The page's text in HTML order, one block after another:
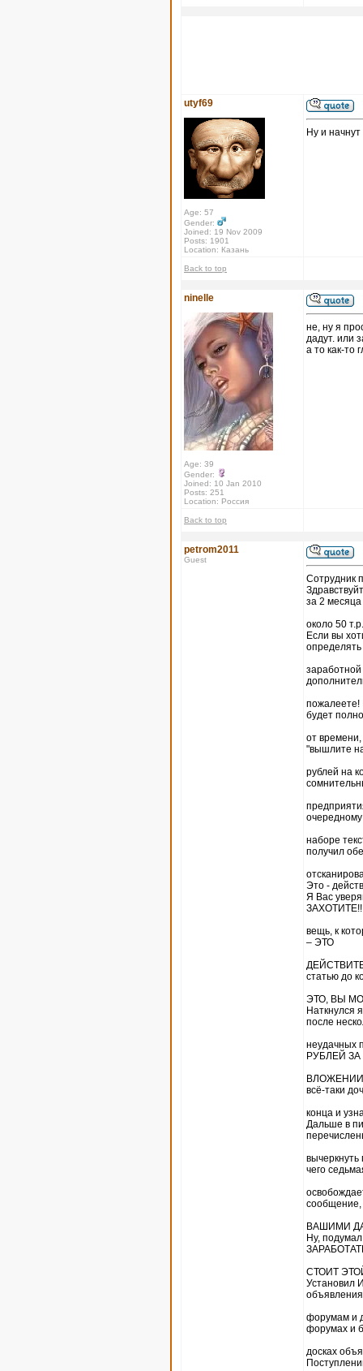
utyf69
Age: 57
Gender:
Joined: 19 Nov 2009
Posts: 1901
Location: Казань
Ну и
Back to top
ninelle
Age: 39
Gender:
Joined: 10 Jan 2010
Posts: 251
Location: Россия
не, ну я
дадут. или
а то как-то
Back to top
petrom2011
Guest
Coтрудник
за 2
около 50
Если вы
пожалеете!
будет
от
"вышлите
рублей на
наборе
получил
Это -
Я Вас
вещь, к
– ЭТО
статью до
ЭТО, ВЫ
Наткнулся
после
неудачных
РУБЛЕЙ
ВЛОЖЕНИИ
всё-таки
конца и
Дальше в
вычеркнуть
чего
сообщение,
ВАШИМИ
Ну,
СТОИТ
Установил
форумам и
форумах и
досках